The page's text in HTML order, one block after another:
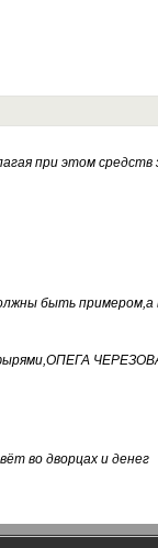
при этом
быть примером,а
во дворцах и денег